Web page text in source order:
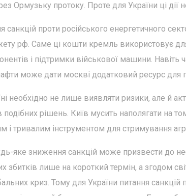
Ормузьку протоку. Проте для України ці дії
санкцій проти російського енергетичного
рф. Саме ці кошти кремль використовує
і підтримки військової машини.
може дати москві додатковий ресурс для
необхідно не лише виявляти ризики, але й
подібних рішень. Київ мусить наполягати на
і тривалим інструментом для стримування
яке зниження санкцій може призвести до
збитків лише на короткий термін, а згодом
криз. Тому для України питання санкцій